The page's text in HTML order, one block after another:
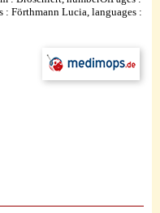
Förthmann Lucia, languages :